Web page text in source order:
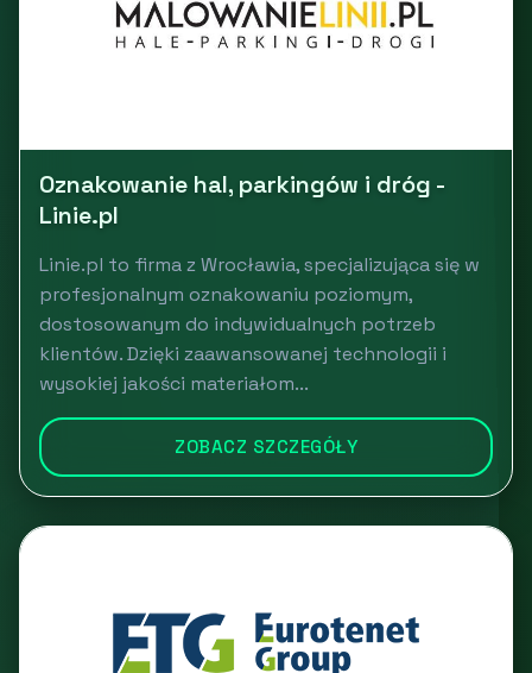
Oznakowanie hal, parkingów i dróg -
Linie.pl
Linie.pl to firma z Wrocławia, specjalizująca się w
profesjonalnym oznakowaniu poziomym,
dostosowanym do indywidualnych potrzeb
klientów. Dzięki zaawansowanej technologii i
wysokiej jakości materiałom...
ZOBACZ SZCZEGÓŁY